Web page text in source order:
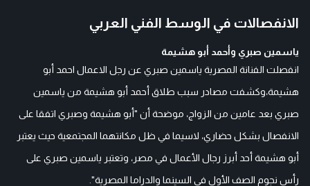
الانفصالات في الوسط الفني العربي
ياسمين صبري وأحمد أبو هشيمة
انفصلت الفنانة المصرية ياسمين صبري عن رجل الاعمال احمد أبو
هشيمة،وكشفت مصادر سبب طلاق أحمد أبو هشيمة من ياسمين
صبري بعد عامين من الزواج، موضحة أن "أبو هشيمة وصبري اتفقا على
الانفصال بشكل حضاري، لاسيما في ظل مكانتهما المجتمعية حيث يعتبر
أبو هشيمة أحد أبرز رجال الأعمال في مصر، وتعتبر ياسمين صبري على
رأس نجوم الصف الأول في السينما والدراما المصرية".